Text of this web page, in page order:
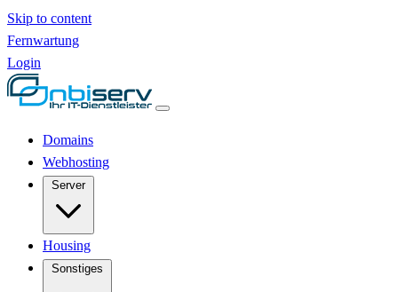
Skip to content
Fernwartung
Login
Domains
Webhosting
Server
Housing